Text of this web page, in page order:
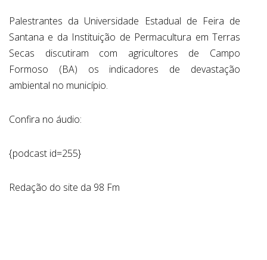
CONTATO
Palestrantes da Universidade Estadual de Feira de
Santana e da Instituição de Permacultura em Terras
Secas discutiram com agricultores de Campo
Formoso (BA) os indicadores de devastação
ambiental no município.
Confira no áudio:
{podcast id=255}
Redação do site da 98 Fm